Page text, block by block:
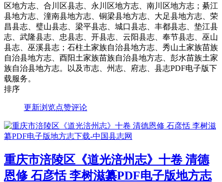
区地方志、合川区县志、永川区地方志、南川区地方志；綦江
县地方志、潼南县地方志、铜梁县地方志、大足县地方志、荣
昌县志、璧山县志、梁平县志、城口县志、丰都县志、垫江县
志、武隆县志、忠县志、开县志、云阳县志、奉节县志、巫山
县志、巫溪县志；石柱土家族自治县地方志、秀山土家族苗族
自治县地方志、酉阳土家族苗族自治县地方志、彭水苗族土家
族自治县地方志。以及市志、州志、府志、县志PDF电子版下
载服务。
排序
更新浏览点赞评论
重庆市涪陵区《道光涪州志》十卷 清德
恩修 石彦恬 李树滋纂PDF电子版地方志